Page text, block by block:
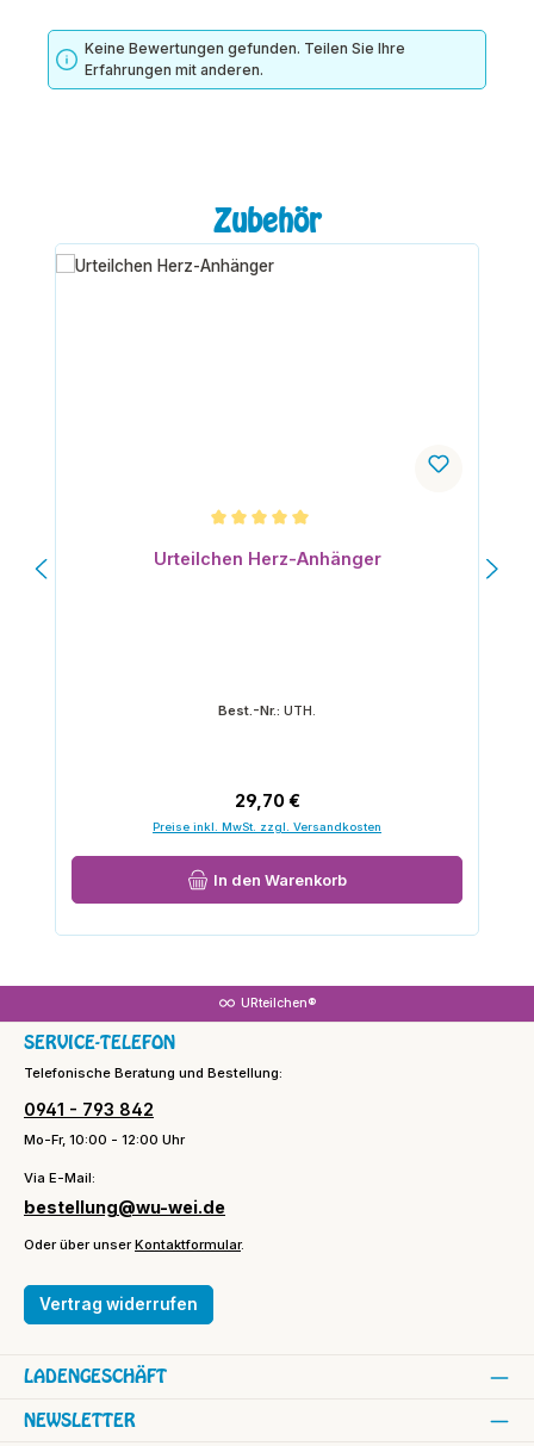
Keine Bewertungen gefunden. Teilen Sie Ihre
Erfahrungen mit anderen.
Produktgalerie überspringenZubehör
Urteilchen Herz-Anhänger
Best.-Nr.: UTH.
Regulärer Preis:
29,70 €
Preise inkl. MwSt. zzgl. Versandkosten
In den Warenkorb
URteilchen®
SERVICE-TELEFON
Telefonische Beratung und Bestellung:
0941 - 793 842
Mo-Fr, 10:00 - 12:00 Uhr
Via E-Mail:
bestellung@wu-wei.de
Oder über unserKontaktformular.
Vertrag widerrufen
NEWSLETTER
LADENGESCHÄFT